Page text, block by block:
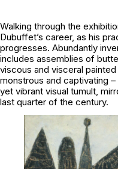
Walking through the
Dubuffet’s career, as his
progresses. Abundantly
includes assemblies of
viscous and visceral
monstrous and captivating
yet vibrant visual tumult,
last quarter of the century.